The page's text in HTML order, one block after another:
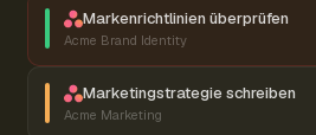
Markenrichtlinien überprüfen
Acme Brand Identity
Marketingstrategie schreiben
Acme Marketing